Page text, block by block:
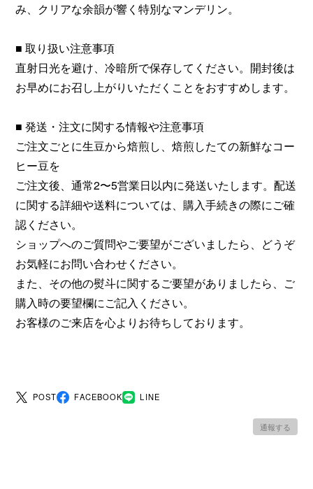
み、クリアな余韻が響く特別なマンデリン。
■ 取り扱い注意事項
直射日光を避け、冷暗所で保存してください。開封後は
お早めにお召し上がりいただくことをおすすめします。
■ 発送・注文に関する情報や注意事項
ご注文ごとに生豆から焙煎し、焙煎したての新鮮なコー
ヒー豆を
ご注文後、通常2〜5営業日以内に発送いたします。配送
に関する詳細や送料については、購入手続きの際にご確
認ください。
ショップへのご質問やご要望がございましたら、どうぞ
お気軽にお問い合わせください。
また、その他の熨斗に関するご要望がありましたら、ご
購入時の要望欄にご記入ください。
お客様のご来店を心よりお待ちしております。
POST FACEBOOK LINE
通報する